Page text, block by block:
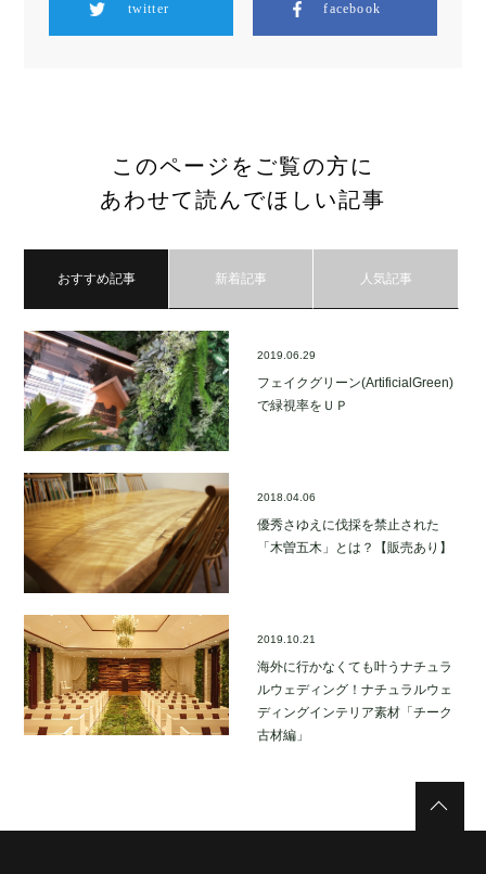
twitter facebook
このページをご覧の方に
あわせて読んでほしい記事
おすすめ記事 新着記事 人気記事
2019.06.29
フェイクグリーン(ArtificialGreen)
で緑視率をＵＰ
2018.04.06
優秀さゆえに伐採を禁止された
「木曽五木」とは？【販売あり】
2019.10.21
海外に行かなくても叶うナチュラ
ルウェディング！ナチュラルウェ
ディングインテリア素材「チーク
古材編」